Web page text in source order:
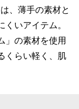
、薄手の素材と
いアイテム。
」の素材を使用
くらい軽く、肌